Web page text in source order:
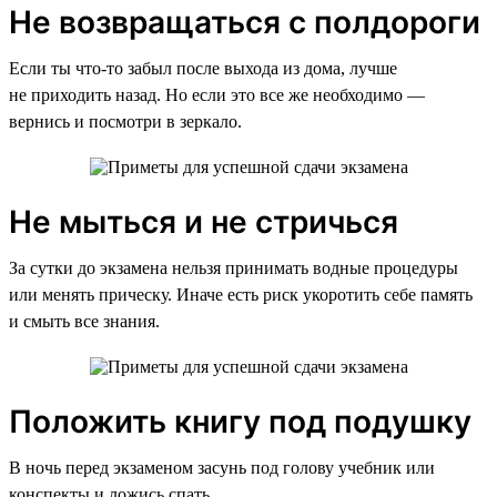
Не возвращаться с полдороги
Если ты что-то забыл после выхода из дома, лучше
не приходить назад. Но если это все же необходимо —
вернись и посмотри в зеркало.
Не мыться и не стричься
За сутки до экзамена нельзя принимать водные процедуры
или менять прическу. Иначе есть риск укоротить себе память
и смыть все знания.
Положить книгу под подушку
В ночь перед экзаменом засунь под голову учебник или